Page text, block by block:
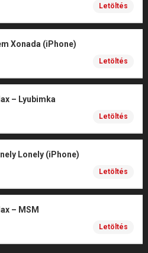
Letöltés
Xonada (iPhone)
Letöltés
– Lyubimka
Letöltés
Lonely (iPhone)
Letöltés
– MSM
Letöltés